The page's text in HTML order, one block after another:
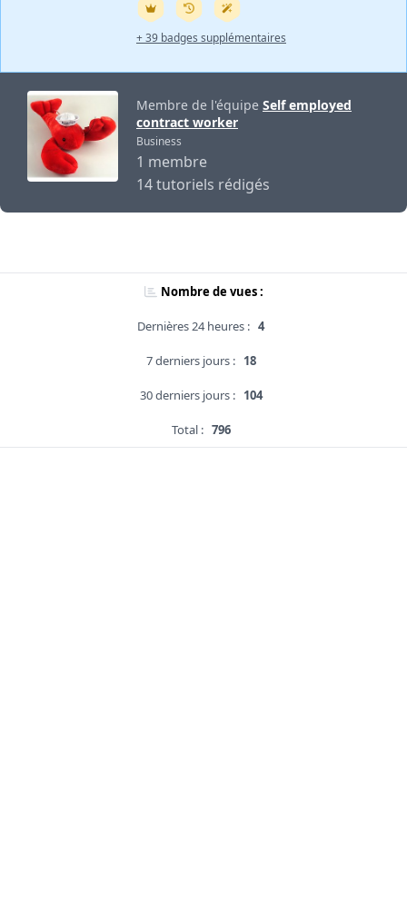
+ 39 badges supplémentaires
Membre de l'équipe Self employed
contract worker
Business
1 membre
14 tutoriels rédigés
Nombre de vues :
Dernières 24 heures : 4
7 derniers jours : 18
30 derniers jours : 104
Total : 796